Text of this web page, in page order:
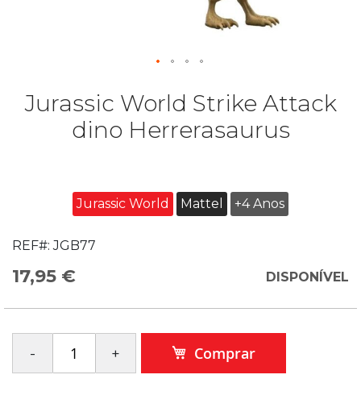
Jurassic World Strike Attack
dino Herrerasaurus
Jurassic World Mattel +4 Anos
REF#: JGB77
17,95 € DISPONÍVEL
Comprar